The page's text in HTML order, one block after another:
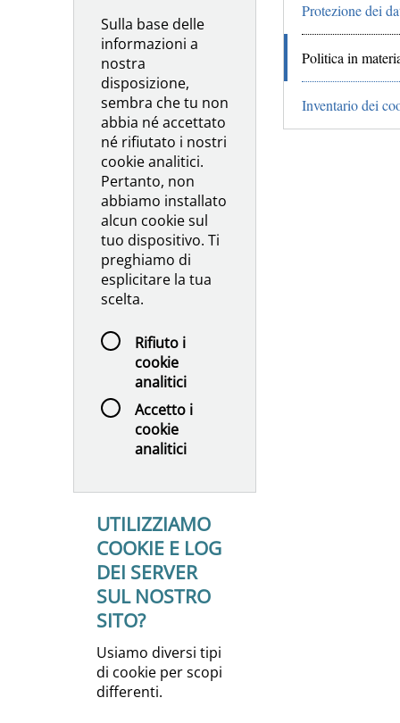
Sulla base delle
informazioni a
nostra
disposizione,
sembra che tu non
abbia né accettato
né rifiutato i nostri
cookie analitici.
Pertanto, non
abbiamo installato
alcun cookie sul
tuo dispositivo. Ti
preghiamo di
esplicitare la tua
scelta.
Rifiuto i
cookie
analitici
Accetto i
cookie
analitici
UTILIZZIAMO
COOKIE E LOG
DEI SERVER
SUL NOSTRO
SITO?
Usiamo diversi tipi
di cookie per scopi
differenti.
Protezione dei
Politica in
Inventario dei